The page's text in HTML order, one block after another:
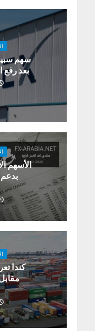
بعد رفع
الأسهم
بدعم
كندا